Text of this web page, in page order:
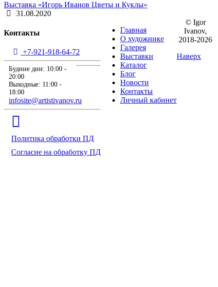
Выставка «Игорь Иванов Цветы и Куклы»
31.08.2020
Контакты
+7-921-918-64-72
Будние дни: 10:00 -
20:00
Выходные: 11:00 -
18:00
infosite@artistivanov.ru
Политика обработки ПД
Согласие на обработку ПД
Главная
О художнике
Галерея
Выставки
Каталог
Блог
Новости
Контакты
Личный кабинет
© Igor
Ivanov,
2018-2026
Наверх